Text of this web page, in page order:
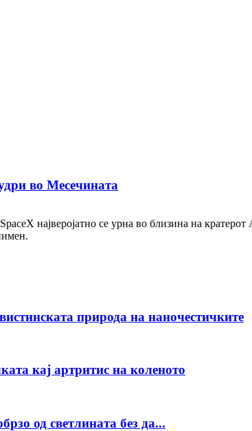
во Месечината
најверојатно се урна во близина на
природа на наночестичките
кај артритис на коленото
од светлината без да...